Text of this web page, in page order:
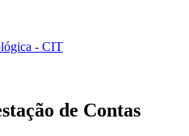
- CIT
de Contas